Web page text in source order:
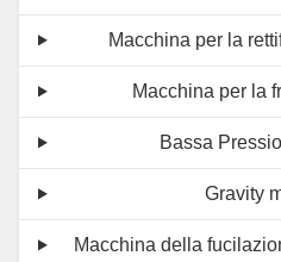
Macchina per la
Macchina per la
Bassa
Gravity
Macchina della